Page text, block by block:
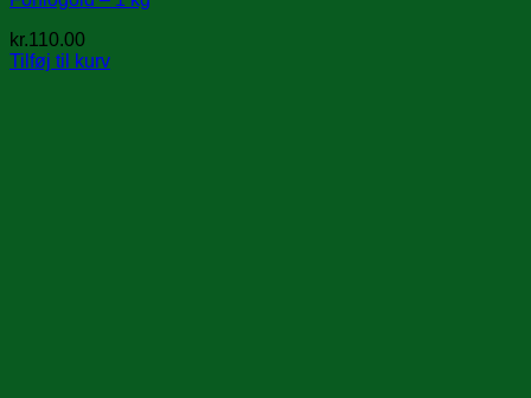
kr.110.00
Tilføj til kurv